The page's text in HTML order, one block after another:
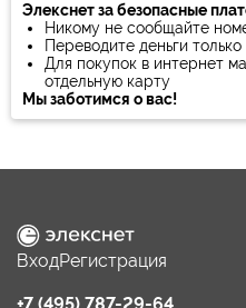
Элекснет за безопасные
Никому не сообщайте
Переводите деньги
Для покупок в интернет
отдельную карту
Мы заботимся о вас!
ВходРегистрация